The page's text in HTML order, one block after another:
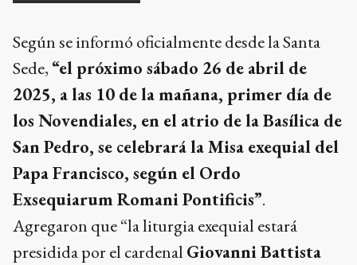
Según se informó oficialmente desde la Santa
Sede, “el próximo sábado 26 de abril de
2025, a las 10 de la mañana, primer día de
los Novendiales, en el atrio de la Basílica de
San Pedro, se celebrará la Misa exequial del
Papa Francisco, según el Ordo
Exsequiarum Romani Pontificis”.
Agregaron que “la liturgia exequial estará
presidida por el cardenal Giovanni Battista